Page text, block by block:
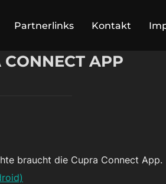
Partnerlinks Kontakt
CONNECT APP
braucht die Cupra Connect App.